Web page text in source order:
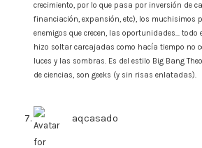
crecimiento, por lo que pasa por inversión de
financiación, expansión, etc), los muchisimos
enemigos que crecen, las oportunidades… todo
hizo soltar carcajadas como hacía tiempo no
luces y las sombras. Es del estilo Big Bang
de ciencias, son geeks (y sin risas enlatadas).
aqcasado